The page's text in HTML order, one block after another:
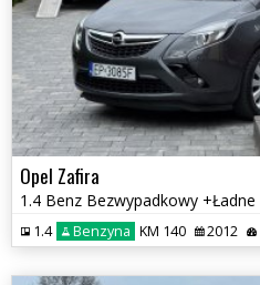
Opel Zafira
1.4 Benzyna KM 140 2012